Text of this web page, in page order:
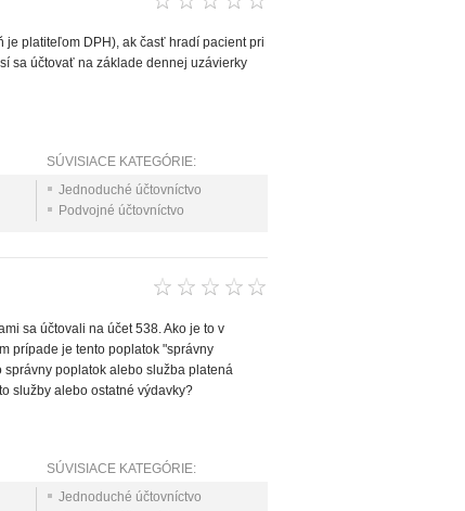
je platiteľom DPH), ak časť hradí pacient pri
sa účtovať na základe dennej uzávierky
SÚVISIACE KATEGÓRIE:
Jednoduché účtovníctvo
Podvojné účtovníctvo
sa účtovali na účet 538. Ako je to v
prípade je tento poplatok "správny
správny poplatok alebo služba platená
služby alebo ostatné výdavky?
SÚVISIACE KATEGÓRIE:
Jednoduché účtovníctvo